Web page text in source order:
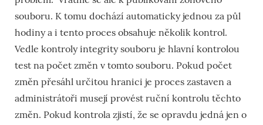
souboru. K tomu dochází automaticky jednou za půl
hodiny a i tento proces obsahuje několik kontrol.
Vedle kontroly integrity souboru je hlavní kontrolou
test na počet změn v tomto souboru. Pokud počet
změn přesáhl určitou hranici je proces zastaven a
administrátoři musejí provést ruční kontrolu těchto
změn. Pokud kontrola zjistí, že se opravdu jedná jen o